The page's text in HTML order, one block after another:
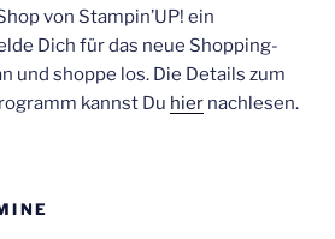
von Stampin’UP! ein
Dich für das neue Shopping-
und shoppe los. Die Details zum
kannst Du hier nachlesen.